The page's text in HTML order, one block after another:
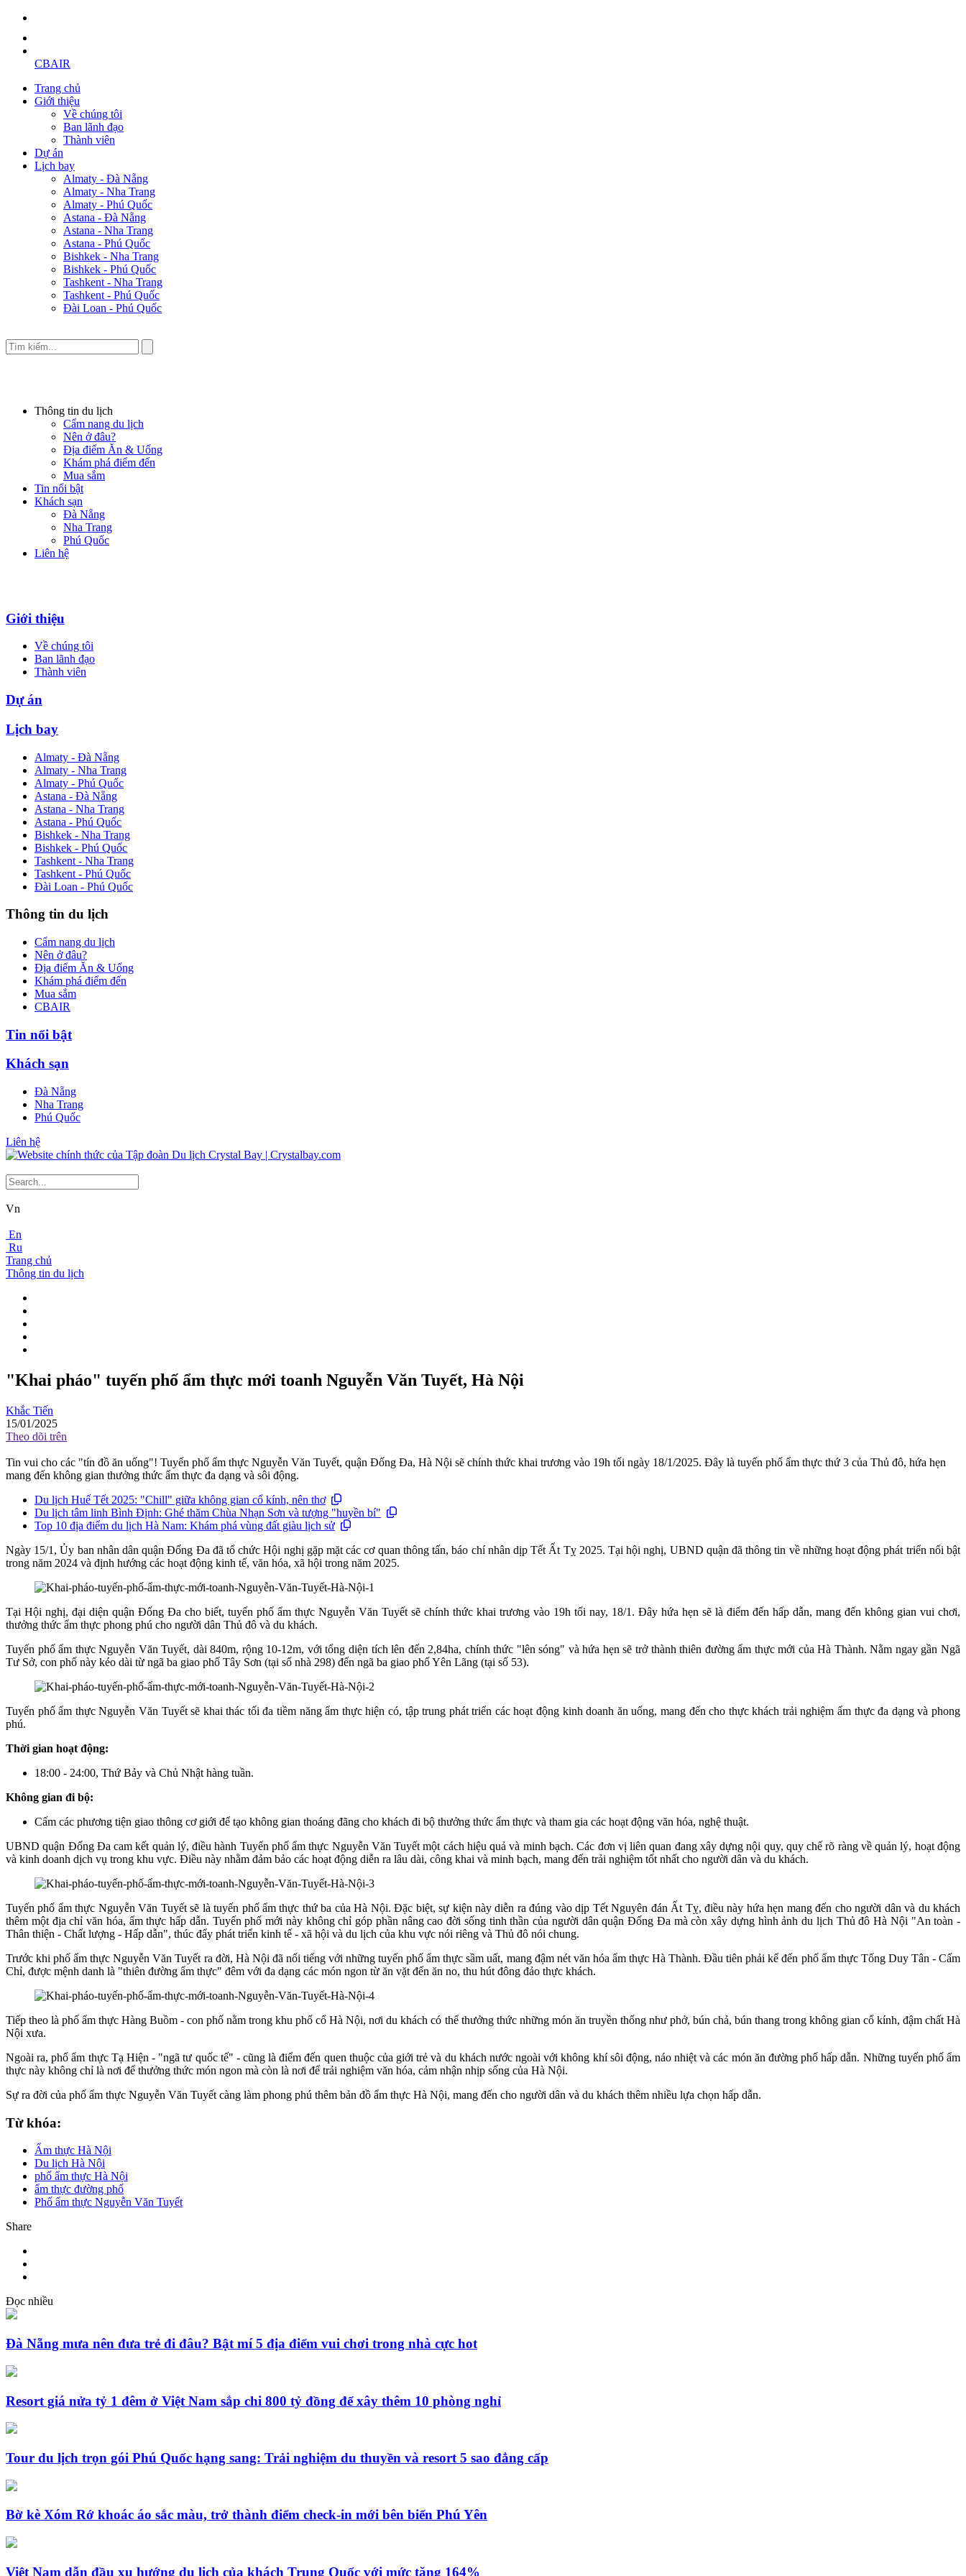
CBAIR
Trang chủ
Giới thiệu
Về chúng tôi
Ban lãnh đạo
Thành viên
Dự án
Lịch bay
Almaty - Đà Nẵng
Almaty - Nha Trang
Almaty - Phú Quốc
Astana - Đà Nẵng
Astana - Nha Trang
Astana - Phú Quốc
Bishkek - Nha Trang
Bishkek - Phú Quốc
Tashkent - Nha Trang
Tashkent - Phú Quốc
Đài Loan - Phú Quốc
Thông tin du lịch
Cẩm nang du lịch
Nên ở đâu?
Địa điểm Ăn & Uống
Khám phá điểm đến
Mua sắm
Tin nổi bật
Khách sạn
Đà Nẵng
Nha Trang
Phú Quốc
Liên hệ
Giới thiệu
Về chúng tôi
Ban lãnh đạo
Thành viên
Dự án
Lịch bay
Almaty - Đà Nẵng
Almaty - Nha Trang
Almaty - Phú Quốc
Astana - Đà Nẵng
Astana - Nha Trang
Astana - Phú Quốc
Bishkek - Nha Trang
Bishkek - Phú Quốc
Tashkent - Nha Trang
Tashkent - Phú Quốc
Đài Loan - Phú Quốc
Thông tin du lịch
Cẩm nang du lịch
Nên ở đâu?
Địa điểm Ăn & Uống
Khám phá điểm đến
Mua sắm
CBAIR
Tin nổi bật
Khách sạn
Đà Nẵng
Nha Trang
Phú Quốc
Liên hệ
Vn
En
Ru
Trang chủ
Thông tin du lịch
"Khai pháo" tuyến phố ẩm thực mới toanh Nguyễn Văn Tuyết, Hà Nội
Khắc Tiến
15/01/2025
Theo dõi trên
Tin vui cho các "tín đồ ăn uống"! Tuyến phố ẩm thực Nguyễn Văn Tuyết, quận Đống Đa, Hà Nội sẽ chính thức khai trương vào 19h tối ngày 18/1/2025. Đây là tuyến phố ẩm thực thứ 3 của Thủ đô, hứa hẹn
mang đến không gian thưởng thức ẩm thực đa dạng và sôi động.
Du lịch Huế Tết 2025: "Chill" giữa không gian cổ kính, nên thơ
Du lịch tâm linh Bình Định: Ghé thăm Chùa Nhạn Sơn và tượng "huyền bí"
Top 10 địa điểm du lịch Hà Nam: Khám phá vùng đất giàu lịch sử
Ngày 15/1, Ủy ban nhân dân quận Đống Đa đã tổ chức Hội nghị gặp mặt các cơ quan thông tấn, báo chí nhân dịp Tết Ất Tỵ 2025. Tại hội nghị, UBND quận đã thông tin về những hoạt động phát triển nổi bật
trong năm 2024 và định hướng các hoạt động kinh tế, văn hóa, xã hội trong năm 2025.
Tại Hội nghị, đại diện quận Đống Đa cho biết, tuyến phố ẩm thực Nguyễn Văn Tuyết sẽ chính thức khai trương vào 19h tối nay, 18/1. Đây hứa hẹn sẽ là điểm đến hấp dẫn, mang đến không gian vui chơi,
thưởng thức ẩm thực phong phú cho người dân Thủ đô và du khách.
Tuyến phố ẩm thực Nguyễn Văn Tuyết, dài 840m, rộng 10-12m, với tổng diện tích lên đến 2,84ha, chính thức "lên sóng" và hứa hẹn sẽ trở thành thiên đường ẩm thực mới của Hà Thành. Nằm ngay gần Ngã
Tư Sở, con phố này kéo dài từ ngã ba giao phố Tây Sơn (tại số nhà 298) đến ngã ba giao phố Yên Lãng (tại số 53).
Tuyến phố ẩm thực Nguyễn Văn Tuyết sẽ khai thác tối đa tiềm năng ẩm thực hiện có, tập trung phát triển các hoạt động kinh doanh ăn uống, mang đến cho thực khách trải nghiệm ẩm thực đa dạng và phong
phú.
Thời gian hoạt động:
18:00 - 24:00, Thứ Bảy và Chủ Nhật hàng tuần.
Không gian đi bộ:
Cấm các phương tiện giao thông cơ giới để tạo không gian thoáng đãng cho khách đi bộ thưởng thức ẩm thực và tham gia các hoạt động văn hóa, nghệ thuật.
UBND quận Đống Đa cam kết quản lý, điều hành Tuyến phố ẩm thực Nguyễn Văn Tuyết một cách hiệu quả và minh bạch. Các đơn vị liên quan đang xây dựng nội quy, quy chế rõ ràng về quản lý, hoạt động
và kinh doanh dịch vụ trong khu vực. Điều này nhằm đảm bảo các hoạt động diễn ra lâu dài, công khai và minh bạch, mang đến trải nghiệm tốt nhất cho người dân và du khách.
Tuyến phố ẩm thực Nguyễn Văn Tuyết sẽ là tuyến phố ẩm thực thứ ba của Hà Nội. Đặc biệt, sự kiện này diễn ra đúng vào dịp Tết Nguyên đán Ất Tỵ, điều này hứa hẹn mang đến cho người dân và du khách
thêm một địa chỉ văn hóa, ẩm thực hấp dẫn. Tuyến phố mới này không chỉ góp phần nâng cao đời sống tinh thần của người dân quận Đống Đa mà còn xây dựng hình ảnh du lịch Thủ đô Hà Nội "An toàn -
Thân thiện - Chất lượng - Hấp dẫn", thúc đẩy phát triển kinh tế - xã hội và du lịch của khu vực nói riêng và Thủ đô nói chung.
Trước khi phố ẩm thực Nguyễn Văn Tuyết ra đời, Hà Nội đã nổi tiếng với những tuyến phố ẩm thực sầm uất, mang đậm nét văn hóa ẩm thực Hà Thành. Đầu tiên phải kể đến phố ẩm thực Tống Duy Tân - Cấm
Chỉ, được mệnh danh là "thiên đường ẩm thực" đêm với đa dạng các món ngon từ ăn vặt đến ăn no, thu hút đông đảo thực khách.
Tiếp theo là phố ẩm thực Hàng Buồm - con phố nằm trong khu phố cổ Hà Nội, nơi du khách có thể thưởng thức những món ăn truyền thống như phở, bún chả, bún thang trong không gian cổ kính, đậm chất Hà
Nội xưa.
Ngoài ra, phố ẩm thực Tạ Hiện - "ngã tư quốc tế" - cũng là điểm đến quen thuộc của giới trẻ và du khách nước ngoài với không khí sôi động, náo nhiệt và các món ăn đường phố hấp dẫn. Những tuyến phố ẩm
thực này không chỉ là nơi để thưởng thức món ngon mà còn là nơi để trải nghiệm văn hóa, cảm nhận nhịp sống của Hà Nội.
Sự ra đời của phố ẩm thực Nguyễn Văn Tuyết càng làm phong phú thêm bản đồ ẩm thực Hà Nội, mang đến cho người dân và du khách thêm nhiều lựa chọn hấp dẫn.
Từ khóa:
Ẩm thực Hà Nội
Du lịch Hà Nội
phố ẩm thực Hà Nội
ẩm thực đường phố
Phố ẩm thực Nguyễn Văn Tuyết
Share
Đọc nhiều
Đà Nẵng mưa nên đưa trẻ đi đâu? Bật mí 5 địa điểm vui chơi trong nhà cực hot
Resort giá nửa tỷ 1 đêm ở Việt Nam sắp chi 800 tỷ đồng để xây thêm 10 phòng nghỉ
Tour du lịch trọn gói Phú Quốc hạng sang: Trải nghiệm du thuyền và resort 5 sao đẳng cấp
Bờ kè Xóm Rớ khoác áo sắc màu, trở thành điểm check-in mới bên biển Phú Yên
Việt Nam dẫn đầu xu hướng du lịch của khách Trung Quốc với mức tăng 164%